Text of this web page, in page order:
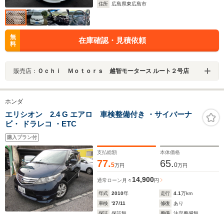
住所
広島県東広島市
無
料
在庫確認・見積依頼
販売店： Ｏｃｈｉ Ｍｏｔｏｒｓ 越智モータース ルート２号店
ホンダ
エリシオン 2.4 G エアロ 車検整備付き ・サイバーナ
ビ・ ドラレコ ・ETC
購入プラン付
支払総額
77.5万円
本体価格
65.0万円
通常ローン 月々 14,900円
年式 2010年 走行 4.1万km
車検
'27/11 修復
あり